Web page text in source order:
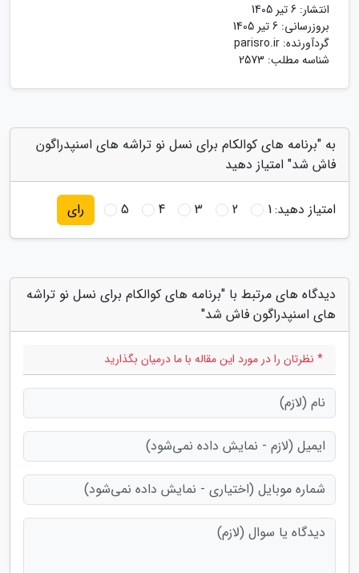
انتشار: 6 تیر 1405
بروزرسانی: 6 تیر 1405
گردآورنده: parisro.ir
شناسه مطلب: 2573
به "برنامه های کوالکام برای نسل نو تراشه های اسنپدراگون
فاش شد" امتیاز دهید
امتیاز دهید:1
2
3
4
5 رای
دیدگاه های مرتبط با "برنامه های کوالکام برای نسل نو تراشه
های اسنپدراگون فاش شد"
* نظرتان را در مورد این مقاله با ما درمیان بگذارید